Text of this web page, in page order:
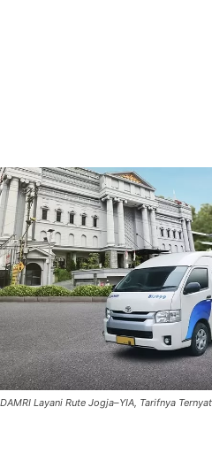
DAMRI Layani Rute Jogja–YIA, Tarifnya